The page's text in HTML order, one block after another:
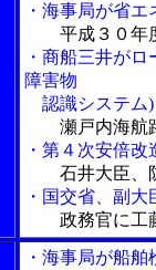
・海事局が省
平成３０年
・商船三井が
障害物
認識システム)
瀬戸内海航
・第４次安倍
石井大臣、
・国交省、副
政務官に工
・海事局が船